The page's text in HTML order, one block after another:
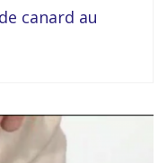
canard au